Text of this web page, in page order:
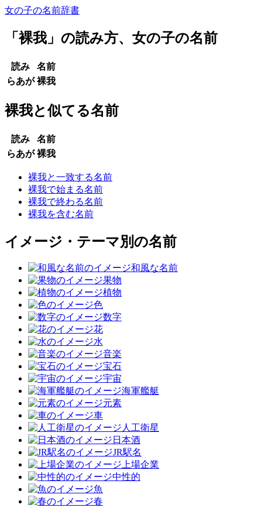
女の子の名前辞書
「裸我 」の読み方、女の子の名前
読み
名前
らあが 裸我
裸我と似てる名前
読み
名前
らあが 裸我
裸我と一致する名前
裸我で始まる名前
裸我で終わる名前
裸我を含む名前
イメージ・テーマ別の名前
和風な名前
果物
植物
色
数字
花
水
音楽
宝石
宇宙
海軍艦艇
元素
車
人工衛星
日本酒
JR駅名
上場企業
中性的
魚
春